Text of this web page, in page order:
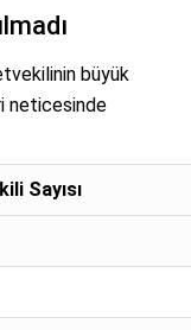
büyük
neticesinde
Sayısı